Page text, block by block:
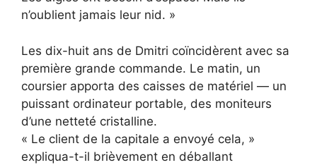
n’oublient jamais leur nid. »
Les dix-huit ans de Dmitri coïncidèrent avec sa
première grande commande. Le matin, un
coursier apporta des caisses de matériel — un
puissant ordinateur portable, des moniteurs
d’une netteté cristalline.
« Le client de la capitale a envoyé cela, »
expliqua-t-il brièvement en déballant